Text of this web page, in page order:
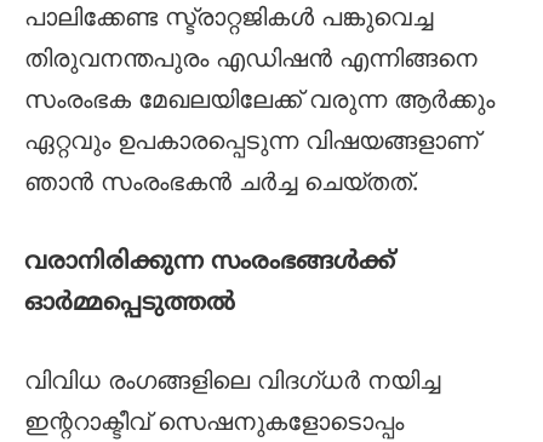
പാലിക്കേണ്ട സ്ട്രാറ്റജികള്‍ പങ്കുവെച്ച
തിരുവനന്തപുരം എഡിഷന്‍ എന്നിങ്ങനെ
സംരംഭക മേഖലയിലേക്ക് വരുന്ന ആര്‍ക്കും
ഏറ്റവും ഉപകാരപ്പെടുന്ന വിഷയങ്ങളാണ്
ഞാന്‍ സംരംഭകന്‍ ചര്‍ച്ച ചെയ്തത്.
വരാനിരിക്കുന്ന സംരംഭങ്ങള്‍ക്ക്
ഓര്‍മ്മപ്പെടുത്തല്‍
വിവിധ രംഗങ്ങളിലെ വിദഗ്ധര്‍ നയിച്ച
ഇന്ററാക്ടീവ് സെഷനുകളോടൊപ്പം